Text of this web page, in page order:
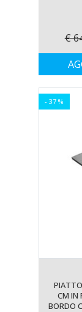
€
- 37 %
CM IN
BORDO